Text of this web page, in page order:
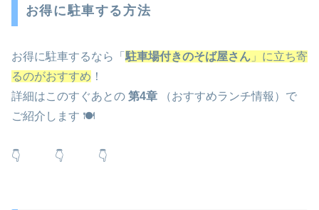
お得に駐車する方法
お得に駐車するなら「 駐車場付きのそば屋さん 」に立ち寄
るのがおすすめ ！
詳細はこのすぐあとの 第4章 （おすすめランチ情報）で
ご紹介します 🍽️
👇 👇 👇